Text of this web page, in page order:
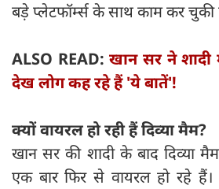
बड़े प्लेटफॉर्म्स के साथ काम कर चुकी
ALSO READ:खान सर ने शादी
देख लोग कह रहे हैं 'ये बातें'!
क्यों वायरल हो रही हैं दिव्या मैम?
खान सर की शादी के बाद दिव्या
एक बार फिर से वायरल हो रहे